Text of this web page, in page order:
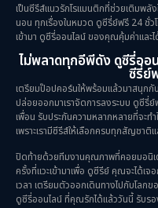
Social Issues สังคม
Spy
Supernatural เหนือธรร
survival เอาตัวรอด
Thriller ระทึกขวัญ
Uncategorized
เป็นซีรีส์แนวรักโรแมนติกที่ช่วยเติมพลั
นอน ทุกเรื่องในหมวด ดูซีรี่ย์ฟรี 24 ชั่ว
เข้ามา ดูซีรี่ออนไลน์ ของคุณคุ้มค่าและ
ไม่พลาดทุกอีพีดัง ดูซีรี่ออ
ซีรี่ย์
เตรียมป๊อปคอร์นให้พร้อมแล้วมาสนุก
ปล่อยออกมาเราจัดการลงระบบ ดูซีรี่
เพื่อน รับประกันความหลากหลายที่จะท
เพราะเรามีซีรีส์ให้เลือกครบทุกสัญชา
ปิดท้ายด้วยทีมงานคุณภาพที่คอยมอนิเ
ครั้งที่แวะเข้ามาเพื่อ ดูซีรีย์ คุณจะได้เ
เวลา เตรียมตัวออกเดินทางไปกับโล
ดูซีรี่ออนไลน์ ที่คุณรักได้แล้ววันนี้ รับร